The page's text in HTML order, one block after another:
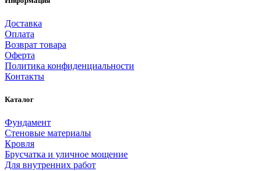
Доставка
Оплата
Возврат товара
Оферта
Политика конфиденциальности
Контакты
Каталог
Фундамент
Стеновые материалы
Кровля
Брусчатка и уличное мощение
Для внутренних работ